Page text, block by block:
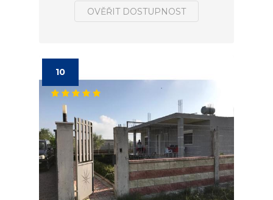
OVĚŘIT DOSTUPNOST
10